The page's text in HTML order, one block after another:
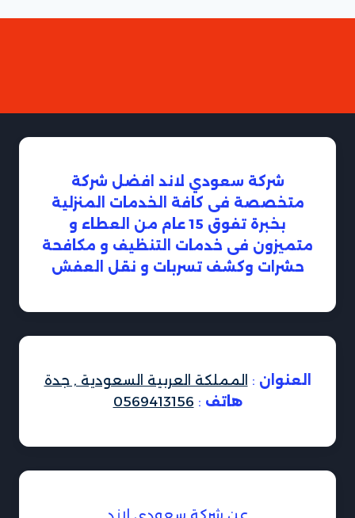
شركة سعودي لاند افضل شركة
متخصصة فى كافة الخدمات المنزلية
بخبرة تفوق 15 عام من العطاء و
متميزون فى خدمات التنظيف و مكافحة
حشرات وكشف تسربات و نقل العفش
العنوان : المملكة العربية السعودية , جدة
هاتف :
0569413156
عن شركة سعودي لاند